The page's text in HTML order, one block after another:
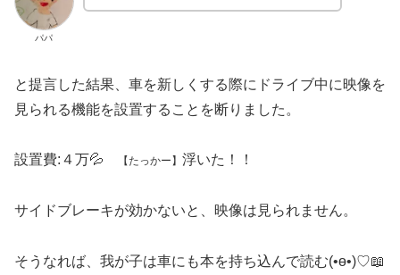
パパ
と提言した結果、車を新しくする際にドライブ中に映像を
見られる機能を設置することを断りました。
設置費:４万💦 【たっかー】 浮いた！！
サイドブレーキが効かないと、映像は見られません。
そうなれば、我が子は車にも本を持ち込んで読む(•ө•)♡📖